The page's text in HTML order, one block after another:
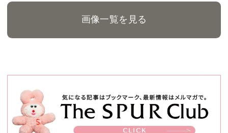
画像一覧を見る